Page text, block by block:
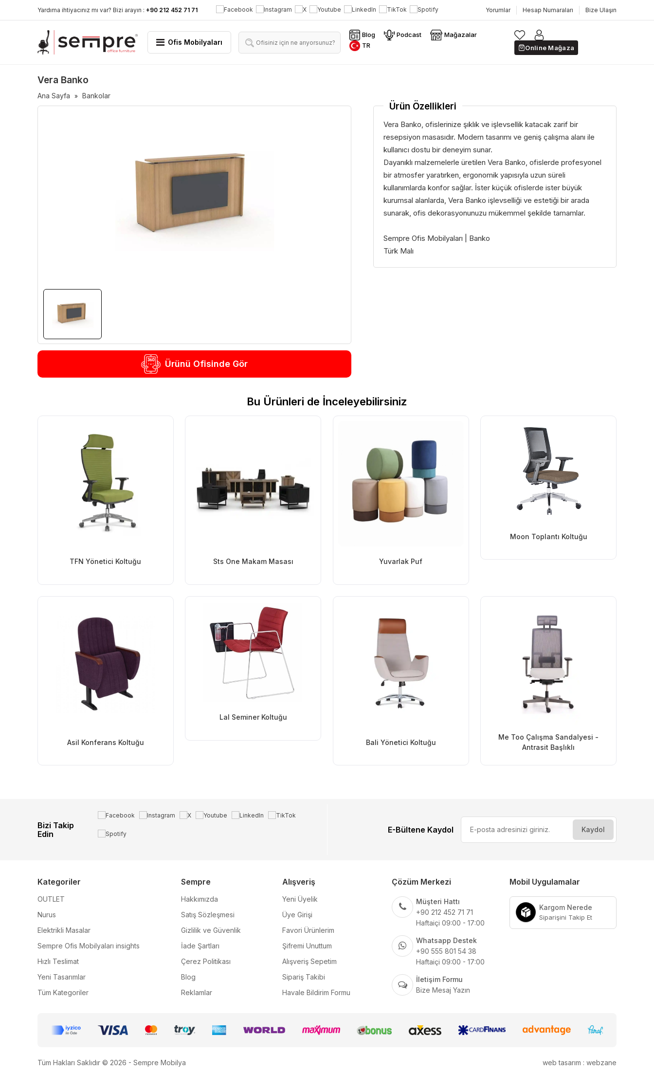
Yardıma ihtiyacınız mı var? Bizi arayın : +90 212 452 71 71 Yorumlar Hesap Numaraları Bize Ulaşın
Ofis Mobilyaları
Blog Podcast
Mağazalar
TR
Online Mağaza
Vera Banko
Ana Sayfa » Bankolar
Ürünü Ofisinde Gör
Ürün Özellikleri
Vera Banko, ofislerinize şıklık ve işlevsellik katacak zarif bir
resepsiyon masasıdır. Modern tasarımı ve geniş çalışma alanı ile
kullanıcı dostu bir deneyim sunar.
Dayanıklı malzemelerle üretilen Vera Banko, ofislerde profesyonel
bir atmosfer yaratırken, ergonomik yapısıyla uzun süreli
kullanımlarda konfor sağlar. İster küçük ofislerde ister büyük
kurumsal alanlarda, Vera Banko işlevselliği ve estetiği bir arada
sunarak, ofis dekorasyonunuzu mükemmel şekilde tamamlar.
Sempre Ofis Mobilyaları | Banko
Türk Malı
Bu Ürünleri de İnceleyebilirsiniz
TFN Yönetici Koltuğu Sts One Makam Masası Yuvarlak Puf
Moon Toplantı Koltuğu
Asil Konferans Koltuğu
Lal Seminer Koltuğu
Bali Yönetici Koltuğu
Me Too Çalışma Sandalyesi -
Antrasit Başlıklı
Bizi Takip
Edin
E-Bültene Kaydol
Kategoriler
OUTLET
Nurus
Elektrikli Masalar
Sempre Ofis Mobilyaları insights
Hızlı Teslimat
Yeni Tasarımlar
Tüm Kategoriler
Sempre
Hakkımızda
Satış Sözleşmesi
Gizlilik ve Güvenlik
İade Şartları
Çerez Politikası
Blog
Reklamlar
Alışveriş
Yeni Üyelik
Üye Girişi
Favori Ürünlerim
Şifremi Unuttum
Alışveriş Sepetim
Sipariş Takibi
Havale Bildirim Formu
Çözüm Merkezi
Müşteri Hattı
+90 212 452 71 71
Haftaiçi 09:00 - 17:00
Whatsapp Destek
+90 555 801 54 38
Haftaiçi 09:00 - 17:00
İletişim Formu
Bize Mesaj Yazın
Mobil Uygulamalar
Kargom Nerede
Siparişini Takip Et
Tüm Hakları Saklıdır © 2026 - Sempre Mobilya web tasarım : webzane